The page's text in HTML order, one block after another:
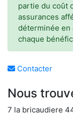
partie du coût
assurances
déterminée en
chaque
Contacter
Nous
7 la bricaudiere